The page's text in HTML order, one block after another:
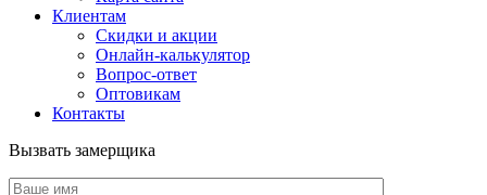
Клиентам
Скидки и акции
Онлайн-калькулятор
Вопрос-ответ
Оптовикам
Контакты
Вызвать замерщика